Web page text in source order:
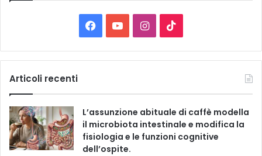
o
r
i
e
a
e
b
o
o
T
u
b
I
n
t
a
g
i
T
o
k
Articoli recenti
L’assunzione abituale di caffè modella
il microbiota intestinale e modifica la
fisiologia e le funzioni cognitive
dell’ospite.